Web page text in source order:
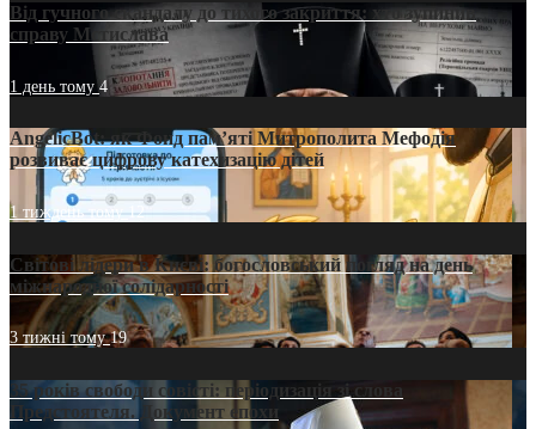
Від гучного скандалу до тихого закриття: хто зупинив
справу Мстислава
1 день тому4
AngelicBot: як Фонд пам’яті Митрополита Мефодія
розвиває цифрову катехизацію дітей
1 тиждень тому12
Світові лідери в Києві: богословський погляд на день
міжнародної солідарності
3 тижні тому19
35 років свободи совісті: періодизація зі слова
Предстоятеля. Документ епохи